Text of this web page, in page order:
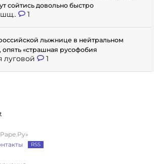
сойтись довольно быстро
1
лыжнице в нейтральном
опять «страшная русофобия
луговой 1
RSS